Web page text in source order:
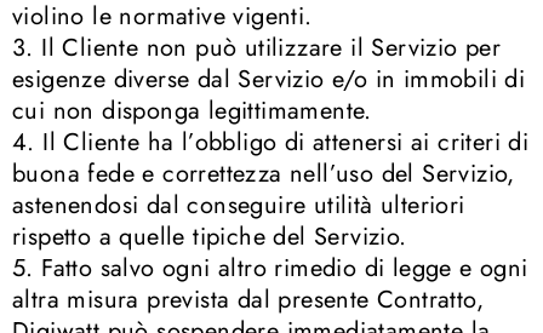
violino le normative vigenti.
3. Il Cliente non può utilizzare il Servizio per
esigenze diverse dal Servizio e/o in immobili di
cui non disponga legittimamente.
4. Il Cliente ha l’obbligo di attenersi ai criteri di
buona fede e correttezza nell’uso del Servizio,
astenendosi dal conseguire utilità ulteriori
rispetto a quelle tipiche del Servizio.
5. Fatto salvo ogni altro rimedio di legge e ogni
altra misura prevista dal presente Contratto,